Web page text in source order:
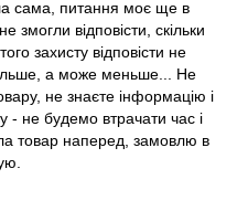
сама, питання моє ще в
змогли відповісти, скільки
захисту відповісти не
а може меньше... Не
не знаєте інформацію і
- не будемо втрачати час і
товар наперед, замовлю в